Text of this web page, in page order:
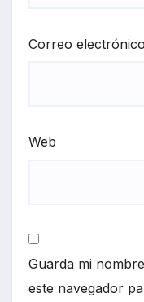
Correo electrónico
Web
Guarda mi
este navegador